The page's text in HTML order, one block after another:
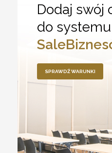
Dodaj swój
do systemu
SPRAWDŹ WARUNKI